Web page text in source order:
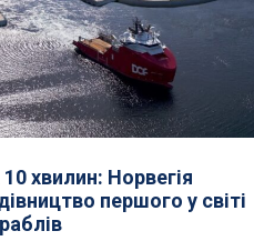
хвилин: Норвегія
першого у світі